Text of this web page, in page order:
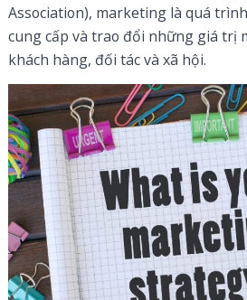
Association), marketing là quá
cung cấp và trao đổi những giá trị
khách hàng, đối tác và xã hội.